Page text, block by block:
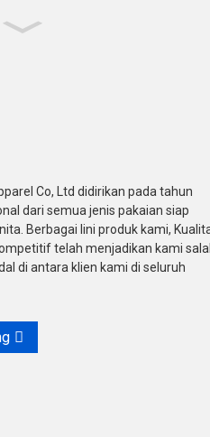
Co, Ltd didirikan pada tahun
dari semua jenis pakaian siap
Berbagai lini produk kami,
telah menjadikan kami
di antara klien kami di seluruh